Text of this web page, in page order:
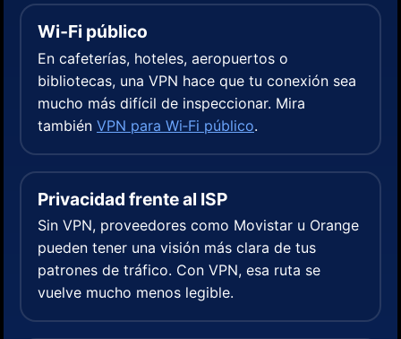
Wi‑Fi público
En cafeterías, hoteles, aeropuertos o
bibliotecas, una VPN hace que tu conexión sea
mucho más difícil de inspeccionar. Mira
también VPN para Wi‑Fi público.
Privacidad frente al ISP
Sin VPN, proveedores como Movistar u Orange
pueden tener una visión más clara de tus
patrones de tráfico. Con VPN, esa ruta se
vuelve mucho menos legible.